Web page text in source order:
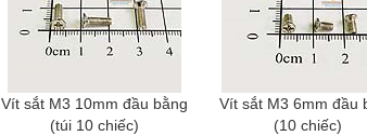
Vít sắt M3 10mm đầu bằng
(túi 10 chiếc)
Vít sắt M3 6mm đầu
(10 chiếc)